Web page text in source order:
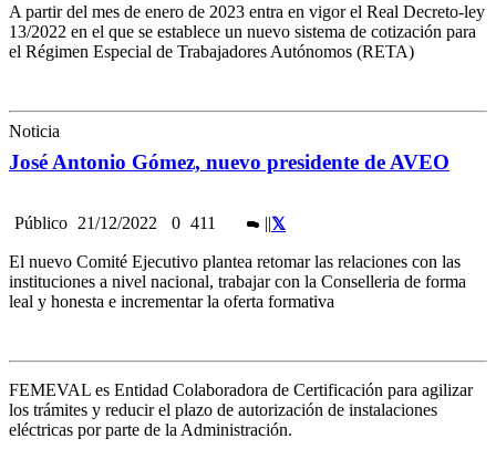
A partir del mes de enero de 2023 entra en vigor el Real Decreto-ley
13/2022 en el que se establece un nuevo sistema de cotización para
el Régimen Especial de Trabajadores Autónomos (RETA)
Noticia
José Antonio Gómez, nuevo presidente de AVEO
Público 21/12/2022 0 411 ||
El nuevo Comité Ejecutivo plantea retomar las relaciones con las
instituciones a nivel nacional, trabajar con la Conselleria de forma
leal y honesta e incrementar la oferta formativa
FEMEVAL es Entidad Colaboradora de Certificación para agilizar
los trámites y reducir el plazo de autorización de instalaciones
eléctricas por parte de la Administración.